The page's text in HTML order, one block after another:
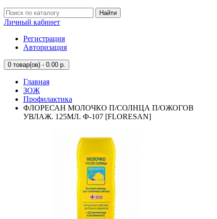
Найти
Личный кабинет
Регистрация
Авторизация
0 товар(ов) - 0.00 р.
Главная
ЗОЖ
Профилактика
ФЛОРЕСАН МОЛОЧКО П/СОЛНЦА П/ОЖОГОВ
УВЛАЖ. 125МЛ. Ф-107 [FLORESAN]